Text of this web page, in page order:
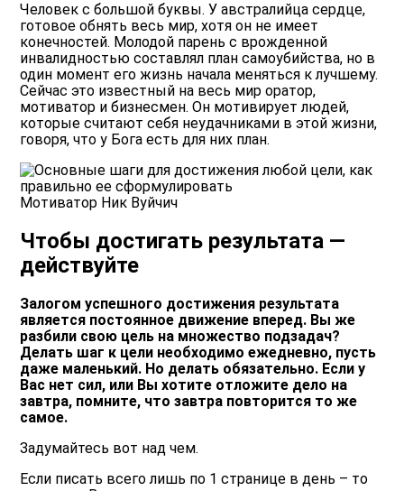
Человек с большой буквы. У австралийца сердце,
готовое обнять весь мир, хотя он не имеет
конечностей. Молодой парень с врожденной
инвалидностью составлял план самоубийства, но в
один момент его жизнь начала меняться к лучшему.
Сейчас это известный на весь мир оратор,
мотиватор и бизнесмен. Он мотивирует людей,
которые считают себя неудачниками в этой жизни,
говоря, что у Бога есть для них план.
Мотиватор Ник Вуйчич
Чтобы достигать результата —
действуйте
Залогом успешного достижения результата
является постоянное движение вперед. Вы же
разбили свою цель на множество подзадач?
Делать шаг к цели необходимо ежедневно, пусть
даже маленький. Но делать обязательно. Если у
Вас нет сил, или Вы хотите отложите дело на
завтра, помните, что завтра повторится то же
самое.
Задумайтесь вот над чем.
Если писать всего лишь по 1 странице в день – то